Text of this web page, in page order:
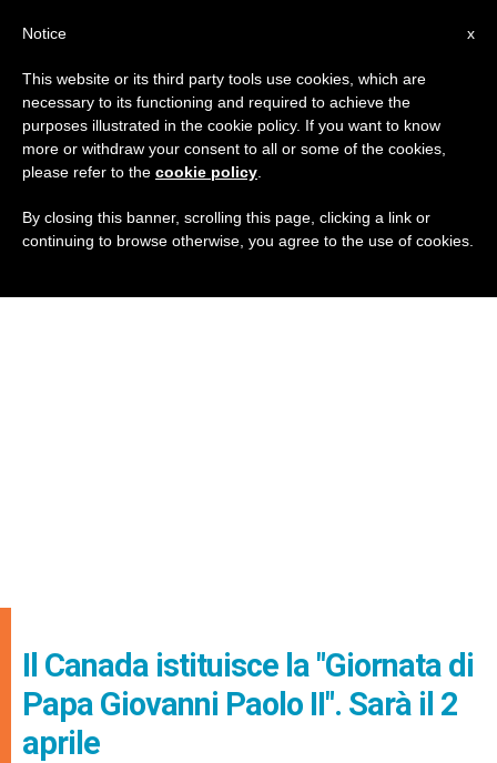
Il Canada istituisce la "Giornata di
Papa Giovanni Paolo II". Sarà il 2
aprile
x
Notice
This website or its third party tools use cookies, which are
necessary to its functioning and required to achieve the
purposes illustrated in the cookie policy. If you want to know
more or withdraw your consent to all or some of the cookies,
please refer to the cookie policy
By closing this banner, scrolling this page, clicking a link or
continuing to browse otherwise, you agree to the use of cookies.